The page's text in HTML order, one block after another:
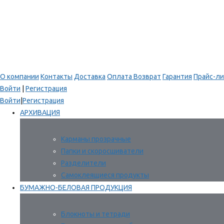
О компании Контакты Доставка Оплата Возврат Гарантия Прайс-
Войти
Регистрация
Войти Регистрация
АРХИВАЦИЯ
Карманы прозрачные
Папки и скоросшиватели
Разделители
Самоклеящиеся продукты
БУМАЖНО-БЕЛОВАЯ ПРОДУКЦИЯ
Блокноты и тетради